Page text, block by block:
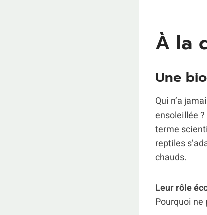
À la
Une
Qui n’a
ensoleillée ?
terme
reptiles
chauds.
Leur rôle
Pourquoi